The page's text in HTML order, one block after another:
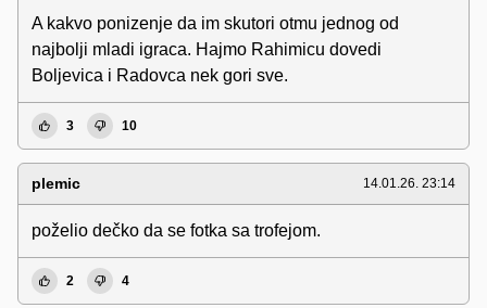
A kakvo ponizenje da im skutori otmu jednog od
najbolji mladi igraca. Hajmo Rahimicu dovedi
Boljevica i Radovca nek gori sve.
3 10
plemic 14.01.26. 23:14
poželio dečko da se fotka sa trofejom.
2 4